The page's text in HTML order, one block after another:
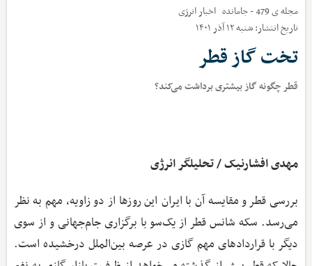
مجله ی 479 - جامانده اخبارانرژی
تاریخ انتشار:شنبه ۱۲ آذر ۱۴۰۱
تخت گاز قطر
قطر چگونه گاز بیشتری برداشت می‌کند؟
مهدی افشارنیک / تحلیلگر انرژی
بررسی قطر و مقایسه آن با ایران این روزها از دو زاویه، مهم به نظر
می‌رسد. سکه شانس قطر از یک‌سو با برگزاری جام‌جهانی و از سوی
دیگر با قراردادهای مهم گازی در عرصه بین‌الملل درخشیده است.